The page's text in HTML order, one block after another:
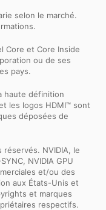
selon le marché.
Core et Core Inside
ou de ses
pays.
haute définition
les logos HDMI™ sont
déposées de
NVIDIA, le
NVIDIA GPU
et/ou des
aux États-Unis et
et marques
respectifs.